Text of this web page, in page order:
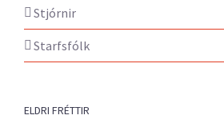
Stjórnir
Starfsfólk
ELDRI FRÉTTIR